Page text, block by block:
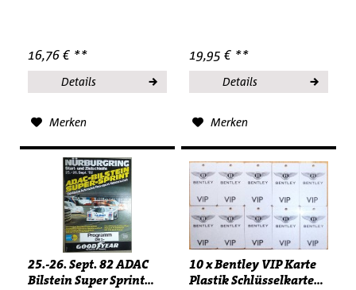
16,76 € **
Details
Merken
19,95 € **
Details
Merken
25.-26. Sept. 82 ADAC
Bilstein Super Sprint...
10 x Bentley VIP Karte
Plastik Schlüsselkarte...